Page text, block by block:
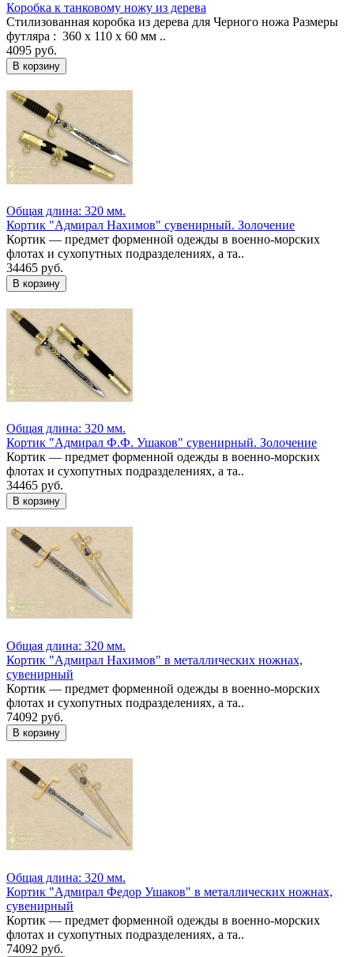
Коробка к танковому ножу из дерева
Стилизованная коробка из дерева для Черного ножа Размеры
футляра : 360 х 110 х 60 мм ..
4095 руб.
Общая длина: 320 мм.
Кортик "Адмирал Нахимов" сувенирный. Золочение
Кортик — предмет форменной одежды в военно-морских
флотах и сухопутных подразделениях, а та..
34465 руб.
Общая длина: 320 мм.
Кортик "Адмирал Ф.Ф. Ушаков" сувенирный. Золочение
Кортик — предмет форменной одежды в военно-морских
флотах и сухопутных подразделениях, а та..
34465 руб.
Общая длина: 320 мм.
Кортик "Адмирал Нахимов" в металлических ножнах,
сувенирный
Кортик — предмет форменной одежды в военно-морских
флотах и сухопутных подразделениях, а та..
74092 руб.
Общая длина: 320 мм.
Кортик "Адмирал Федор Ушаков" в металлических ножнах,
сувенирный
Кортик — предмет форменной одежды в военно-морских
флотах и сухопутных подразделениях, а та..
74092 руб.